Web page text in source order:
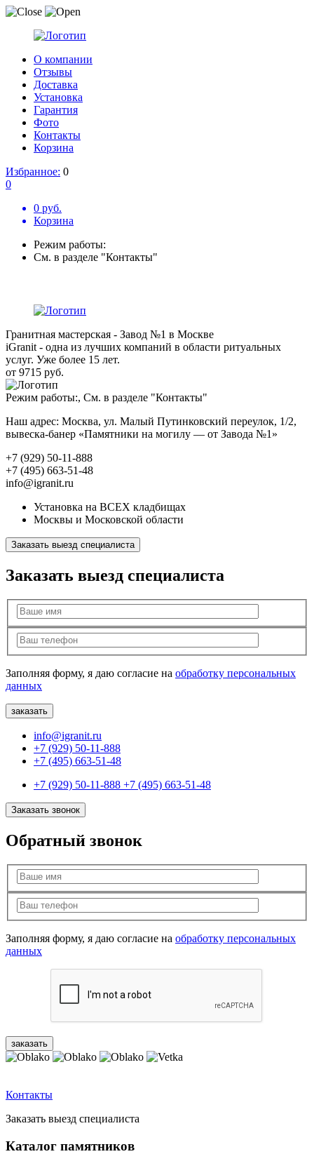
О компании
Отзывы
Доставка
Установка
Гарантия
Фото
Контакты
Корзина
Избранное: 0
0
0 руб.
Корзина
Режим работы:
См. в разделе "Контакты"
Гранитная мастерская - Завод №1 в Москве
iGranit - одна из лучших компаний в области ритуальных
услуг. Уже более 15 лет.
от 9715 руб.
Режим работы:, См. в разделе "Контакты"
Наш адрес: Москва, ул. Малый Путинковский переулок, 1/2,
вывеска-банер «Памятники на могилу — от Завода №1»
+7 (929) 50-11-888
+7 (495) 663-51-48
info@igranit.ru
Установка на ВСЕХ кладбищах
Москвы и Московской области
Заказать выезд специалиста
Заказать выезд специалиста
Заполняя форму, я даю согласие на обработку персональных
данных
info@igranit.ru
+7 (929) 50-11-888
+7 (495) 663-51-48
+7 (929) 50-11-888 +7 (495) 663-51-48
Заказать звонок
Обратный звонок
Заполняя форму, я даю согласие на обработку персональных
данных
Контакты
Заказать выезд специалиста
Каталог памятников